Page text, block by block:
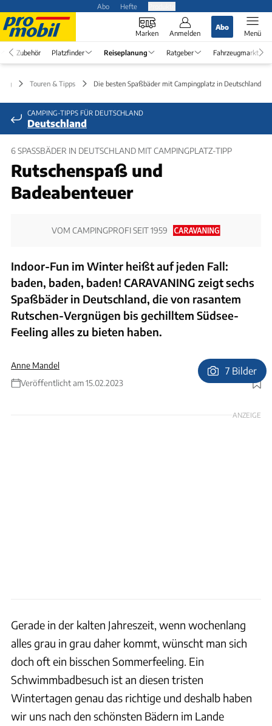
Abo Hefte
Marken Anmelden
Abo
Menü
Zubehör Platzfinder Reiseplanung Ratgeber Fahrzeugmarkt
Touren & Tipps Die besten Spaßbäder mit Campingplatz in Deutschland
CAMPING-TIPPS FÜR DEUTSCHLAND
Deutschland
6 SPASSBÄDER IN DEUTSCHLAND MIT CAMPINGPLATZ-TIPP
Rutschenspaß und
Badeabenteuer
VOM CAMPINGPROFI SEIT 1959
Indoor-Fun im Winter heißt auf jeden Fall:
baden, baden, baden! CARAVANING zeigt sechs
Spaßbäder in Deutschland, die von rasantem
Rutschen-Vergnügen bis gechilltem Südsee-
Feeling alles zu bieten haben.
Anne Mandel
Veröffentlicht am 15.02.2023
Foto: Rulantica
7 Bilder
ANZEIGE
Gerade in der kalten Jahreszeit, wenn wochenlang
alles grau in grau daher kommt, wünscht man sich
doch oft ein bisschen Sommerfeeling. Ein
Schwimmbadbesuch ist an diesen tristen
Wintertagen genau das richtige und deshalb haben
wir uns nach den schönsten Bädern im Lande